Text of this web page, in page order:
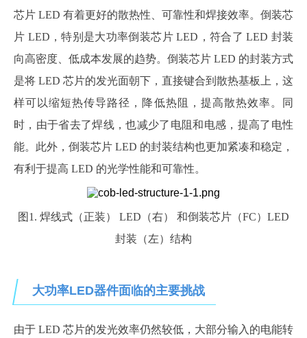
芯片 LED 有着更好的散热性、可靠性和焊接效率。倒装芯
片 LED，特别是大功率倒装芯片 LED，符合了 LED 封装
向高密度、低成本发展的趋势。倒装芯片 LED 的封装方式
是将 LED 芯片的发光面朝下，直接键合到散热基板上，这
样可以缩短热传导路径，降低热阻，提高散热效率。同
时，由于省去了焊线，也减少了电阻和电感，提高了电性
能。此外，倒装芯片 LED 的封装结构也更加紧凑和稳定，
有利于提高 LED 的光学性能和可靠性。
图1. 焊线式（正装） LED（右） 和倒装芯片（FC）LED
封装（左）结构
大功率LED器件面临的主要挑战
由于 LED 芯片的发光效率仍然较低，大部分输入的电能转